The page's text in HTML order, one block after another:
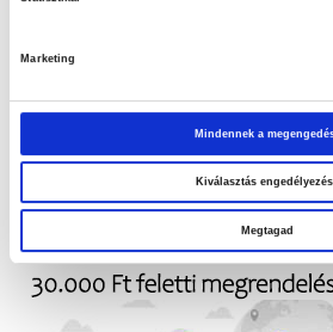
Marketing
Mindennek a
Kiválasztás
Megtagad
Penco After Activity
Ár:9.600Ft – 31.970Ft
9.600 Ft
-
31.970 Ft